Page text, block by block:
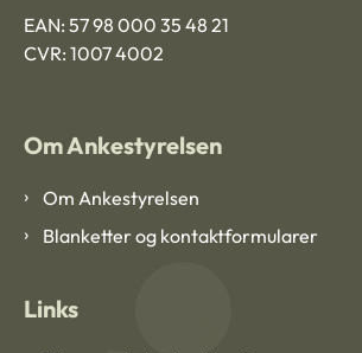
EAN: 57 98 000 35 48 21
CVR: 1007 4002
Om Ankestyrelsen
Om Ankestyrelsen
Blanketter og kontaktformularer
Links